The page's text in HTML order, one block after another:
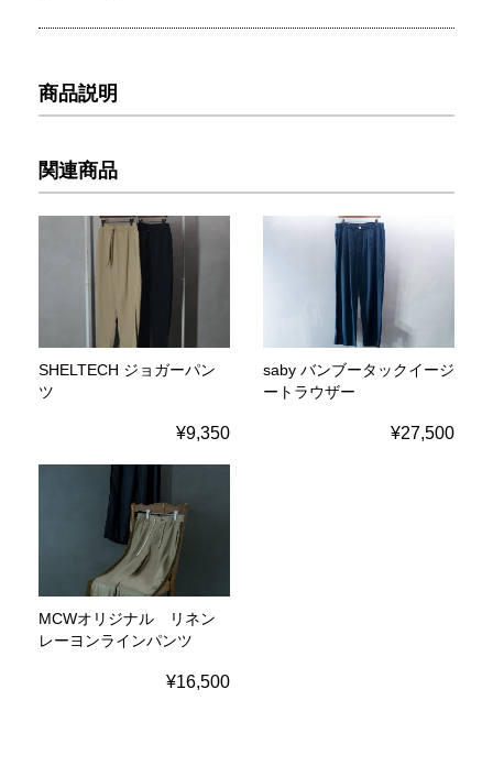
商品説明
関連商品
SHELTECH ジョガーパン
ツ
¥9,350
saby バンブータックイージ
ートラウザー
¥27,500
MCWオリジナル リネン
レーヨンラインパンツ
¥16,500